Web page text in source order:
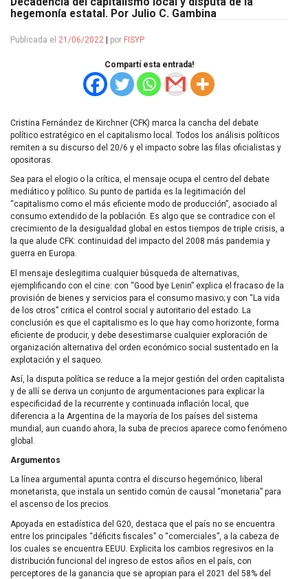
hegemonía estatal. Por Julio C. Gambina
Publicada el 21/06/2022 | por FISYP
Compartí esta entrada!
Cristina Fernández de Kirchner (CFK) marca la cancha del debate
político estratégico en el capitalismo local. Todos los análisis políticos
remiten a su discurso del 20/6 y el impacto sobre las filas oficialistas y
opositoras.
Sea para el elogio o la crítica, el mensaje ocupa el centro del debate
mediático y político. Su punto de partida es la legitimación del
“capitalismo como el más eficiente modo de producción”, asociado al
consumo extendido de la población. Es algo que se contradice con el
crecimiento de la desigualdad global en estos tiempos de triple crisis, a
la que alude CFK: continuidad del impacto del 2008 más pandemia y
guerra en Europa.
El mensaje deslegitima cualquier búsqueda de alternativas,
ejemplificando con el cine: con “Good bye Lenin” explica el fracaso de la
provisión de bienes y servicios para el consumo masivo; y con “La vida
de los otros” critica el control social y autoritario del estado. La
conclusión es que el capitalismo es lo que hay como horizonte, forma
eficiente de producir, y debe desestimarse cualquier exploración de
organización alternativa del orden económico social sustentado en la
explotación y el saqueo.
Así, la disputa política se reduce a la mejor gestión del orden capitalista
y de allí se deriva un conjunto de argumentaciones para explicar la
especificidad de la recurrente y continuada inflación local, que
diferencia a la Argentina de la mayoría de los países del sistema
mundial, aun cuando ahora, la suba de precios aparece como fenómeno
global.
Argumentos
La línea argumental apunta contra el discurso hegemónico, liberal
monetarista, que instala un sentido común de causal “monetaria” para
el ascenso de los precios.
Apoyada en estadística del G20, destaca que el país no se encuentra
entre los principales “déficits fiscales” o “comerciales”, a la cabeza de
los cuales se encuentra EEUU. Explicita los cambios regresivos en la
distribución funcional del ingreso de estos años en el país, con
perceptores de la ganancia que se apropian para el 2021 del 58% del